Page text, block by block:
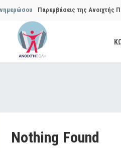
Παρεμβάσεις της Ανοιχτής
Συμβουλίου του Δήμου…
Παρεμβάσεις της Ανοιχτής
Θεσμική θωράκιση των
Nothing Found